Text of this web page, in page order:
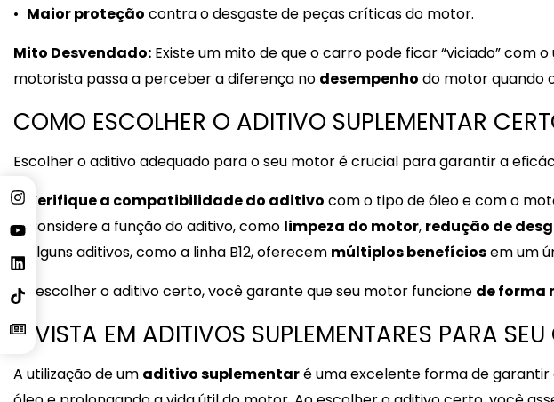
Maior proteção contra o desgaste de peças críticas do motor.
Mito Desvendado: Existe um mito de que o carro pode ficar “viciado” com
motorista passa a perceber a diferença no desempenho do motor quando
COMO ESCOLHER O ADITIVO SUPLEMENTAR
Escolher o aditivo adequado para o seu motor é crucial para garantir a
Verifique a compatibilidade do aditivo com o tipo de óleo e com o
Considere a função do aditivo, como limpeza do motor, redução de
Alguns aditivos, como a linha B12, oferecem múltiplos benefíciosem um
Ao escolher o aditivo certo, você garante que seu motor funcione de forma
INVISTA EM ADITIVOS SUPLEMENTARES PARA
A utilização de um aditivo suplementaré uma excelente forma de garantir